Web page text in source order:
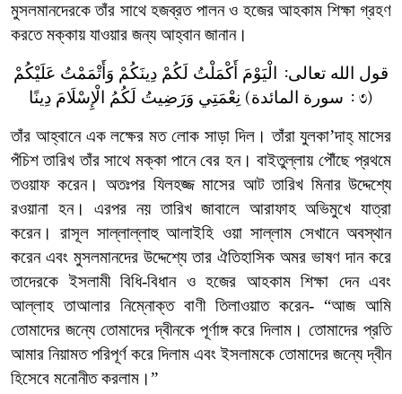
মুসলমানদেরকে তাঁর সাথে হজব্রত পালন ও হজের আহকাম শিক্ষা গ্রহণ
করতে মক্কায় যাওয়ার জন্য আহ্বান জানান।
قول الله تعالى: الْيَوْمَ أَكْمَلْتُ لَكُمْ دِينَكُمْ وَأَتْمَمْتُ عَلَيْكُمْ
نِعْمَتِي وَرَضِيتُ لَكُمُ الْإِسْلَامَ دِينًا (سورة المائدة : ৩)
তাঁর আহ্বানে এক লক্ষের মত লোক সাড়া দিল। তাঁরা যুলকা’দাহ্‌মাসের
পঁচিশ তারিখ তাঁর সাথে মক্কা পানে বের হন। বাইতুল্লায় পৌঁছে প্রথমে
তওয়াফ করেন। অতঃপর যিলহজ্জ মাসের আট তারিখ মিনার উদ্দেশ্যে
রওয়ানা হন। এরপর নয় তারিখ জাবালে আরাফাহ অভিমুখে যাত্রা
করেন।
রাসূল সাল্লাল্লাহু আলাইহি ওয়া সাল্লাম সেখানে অবস্থান
করেন এবং মুসলমানদের উদ্দেশ্যে তার ঐতিহাসিক অমর ভাষণ দান করে
তাদেরকে ইসলামী বিধি-বিধান ও হজের আহকাম শিক্ষা দেন এবং
আল্লাহ তাআলার নিম্নোক্ত বাণী তিলাওয়াত করেন- “আজ আমি
তোমাদের জন্যে তোমাদের দ্বীনকে পূর্ণাঙ্গ করে দিলাম। তোমাদের প্রতি
আমার নিয়ামত পরিপূর্ণ করে দিলাম এবং ইসলামকে তোমাদের জন্যে দ্বীন
হিসেবে মনোনীত করলাম।”